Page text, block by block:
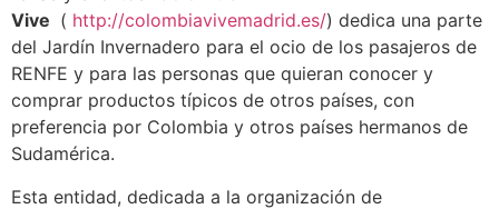
Vive ( http://colombiavivemadrid.es/) dedica una parte
del Jardín Invernadero para el ocio de los pasajeros de
RENFE y para las personas que quieran conocer y
comprar productos típicos de otros países, con
preferencia por Colombia y otros países hermanos de
Sudamérica.
Esta entidad, dedicada a la organización de